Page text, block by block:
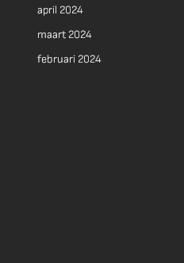
april 2024
maart 2024
februari 2024